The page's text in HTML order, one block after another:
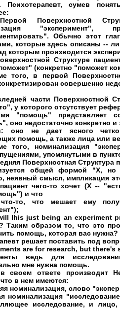
Психотерапевт, сумев
Поверхностной
"эксперимент",
Обычно этот
которые здесь описаны --
которым производится
Структуре
(конкретно "поможет
того, в первой
совершенно
части Поверхностной
у которого отсутствует
представляет
оно недостаточно конкретно
оно не дает ясного
помощь, а также лица или
того, номинализация
упомянутыми в
Поверхностная Структура
общей формой "X,
неявный смысл, импликация
чего-то хочет (X --
и что
что-то, что мешает ему
Ihis just being an experiment
Таким образом то, что это
помощь, которая вас нужна?
решает поставить под
are for research, but there's
ведь для
мне нужна помощь.
своем ответе производит
в нем имеются:
номинализация, слово
номинализация
исследование, и